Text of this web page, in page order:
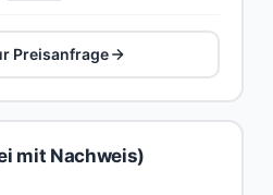
Preisanfrage
mit Nachweis)